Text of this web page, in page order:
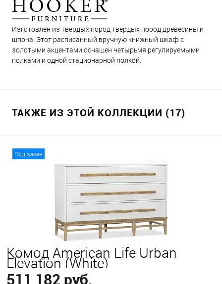
Изготовлен из твердых пород твердых пород древесины и
шпона. Этот расписанный вручную книжный шкаф с
золотыми акцентами оснащен четырьмя регулируемыми
полками и одной стационарной полкой.
ТАКЖЕ ИЗ ЭТОЙ КОЛЛЕКЦИИ (17)
Под заказ
Комод American Life Urban
Elevation (White)
511 182 руб.